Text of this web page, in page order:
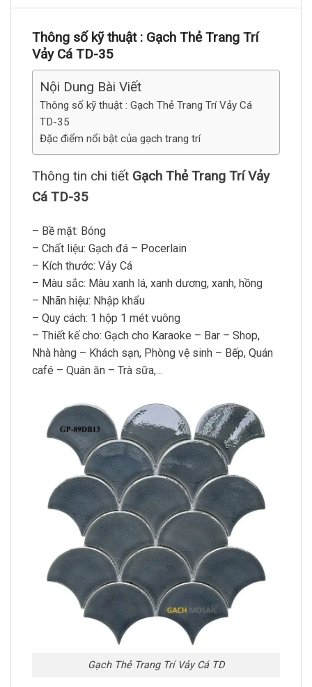
Thông số kỹ thuật : Gạch Thẻ Trang Trí
Vảy Cá TD-35
Nội Dung Bài Viết
Thông số kỹ thuật : Gạch Thẻ Trang Trí Vảy Cá
TD-35
Đặc điểm nổi bật của gạch trang trí
Thông tin chi tiết Gạch Thẻ Trang Trí Vảy
Cá TD-35
– Bề mặt: Bóng
– Chất liệu: Gạch đá – Pocerlain
– Kích thước: Vảy Cá
– Màu sắc: Màu xanh lá, xanh dương, xanh, hồng
– Nhãn hiệu: Nhập khẩu
– Quy cách: 1 hộp 1 mét vuông
– Thiết kế cho: Gạch cho Karaoke – Bar – Shop,
Nhà hàng – Khách sạn, Phòng vệ sinh – Bếp, Quán
café – Quán ăn – Trà sữa,…
Gạch Thẻ Trang Trí Vảy Cá TD